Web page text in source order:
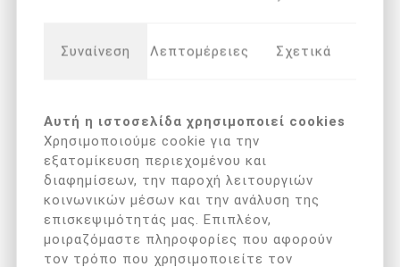
DIGITAL ULTRASONIC CLEANER (800ml)
Πίνακας ελέγχου με τεχνολογία ανίχνευσης
Μέγεθος δοχείου 18x8,7x5,8cm
Το μακρύτερο αντικείμενο που χωρά είναι 18cm
Οθόνη LED 2 χρωμάτων
Ψηφιακό χρονόμετρο με 5 ρυθμίσεις
Αποσπώμενο καλώδιο ρεύματος και διακόπτης
τροφοδοσίας
Συναίνεση Λεπτομέρειες Σχετικά
Αυτή η ιστοσελίδα χρησιμοποιεί cookies
Χρησιμοποιούμε cookie για την
εξατομίκευση περιεχομένου και
διαφημίσεων, την παροχή λειτουργιών
κοινωνικών μέσων και την ανάλυση της
επισκεψιμότητάς μας. Επιπλέον,
μοιραζόμαστε πληροφορίες που αφορούν
τον τρόπο που χρησιμοποιείτε τον